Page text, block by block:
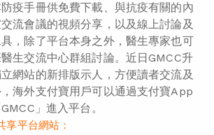
疫手冊供免費下載、與抗疫有關的內
流會議的視頻分享，以及線上討論及
，除了平台本身之外，醫生專家也可
生交流中心群組討論。近日GMCC升
網站的新排版示人，方便讀者交流及
海外支付寶用戶可以通過支付寶App
」進入平台。
享平台網站：